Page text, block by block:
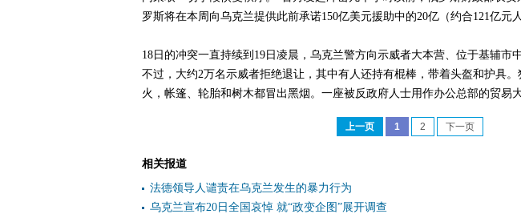
罗斯将在本周向乌克兰提供此前承诺150亿美元援助中的20亿（约合121亿元
18日的冲突一直持续到19日凌晨，乌克兰警方向示威者大本营、位于基辅市
不过，大约2万名示威者拒绝退让，其中有人还持有棍棒，带着头盔和护具
火，帐篷、轮胎和树木都冒出黑烟。一座被反政府人士用作办公总部的贸易
上一页 1 2 下一页
相关报道
法德领导人谴责在乌克兰发生的暴力行为
乌克兰宣布20日全国哀悼 就“政变企图”展开调查